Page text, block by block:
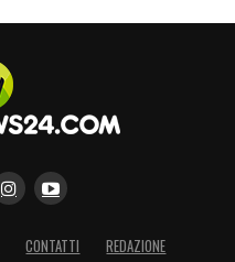
CONTATTI
REDAZIONE